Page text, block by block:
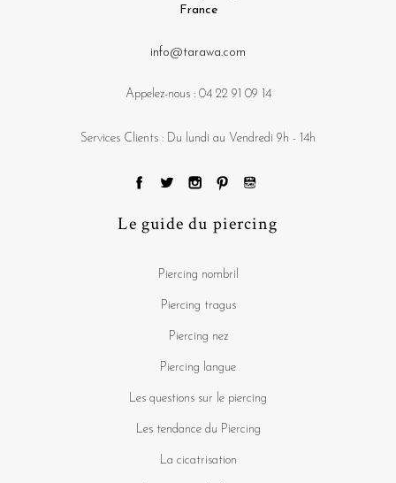
France
info@tarawa.com
Appelez-nous : 04 22 91 09 14
Services Clients : Du lundi au Vendredi 9h - 14h
Le guide du piercing
Piercing nombril
Piercing tragus
Piercing nez
Piercing langue
Les questions sur le piercing
Les tendance du Piercing
La cicatrisation